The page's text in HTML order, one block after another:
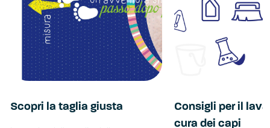
Scopri la taglia giusta
Consigli per il
cura dei capi